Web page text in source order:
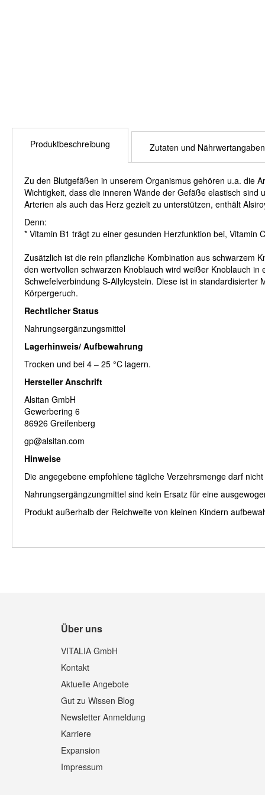
Produktbeschreibung
Zu den Blutgefäßen in unserem Organismus gehören u.a. die
Wichtigkeit, dass die inneren Wände der Gefäße elastisch
Arterien als auch das Herz gezielt zu unterstützen, enthält
Denn:
* Vitamin B1 trägt zu einer gesunden Herzfunktion bei,
Zusätzlich ist die rein pflanzliche Kombination aus schwarzem
den wertvollen schwarzen Knoblauch wird weißer Knoblauch
Schwefelverbindung S-Allylcystein. Diese ist in
Körpergeruch.
Rechtlicher Status
Nahrungsergänzungsmittel
Lagerhinweis/ Aufbewahrung
Trocken und bei 4 – 25 °C lagern.
Hersteller Anschrift
Alsitan GmbH
Gewerbering 6
86926 Greifenberg
gp@alsitan.com
Hinweise
Die angegebene empfohlene tägliche Verzehrsmenge darf
Nahrungsergängzungmittel sind kein Ersatz für eine
Produkt außerhalb der Reichweite von kleinen Kindern
Zutaten und Nährwertangaben
Über uns
VITALIA GmbH
Kontakt
Aktuelle Angebote
Gut zu Wissen Blog
Newsletter Anmeldung
Karriere
Expansion
Impressum